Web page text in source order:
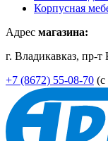
Корпусная
Адрес магазина:
г. Владикавказ, пр-
+7 (8672) 55-08-70 (с